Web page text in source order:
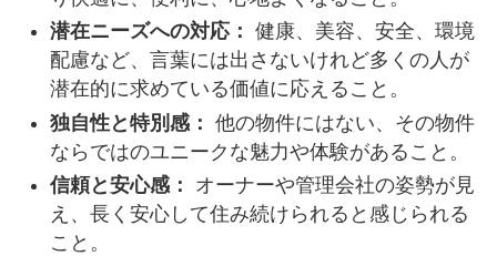
潜在ニーズへの対応： 健康、美容、安全、環境
配慮など、言葉には出さないけれど多くの人が
潜在的に求めている価値に応えること。
独自性と特別感： 他の物件にはない、その物件
ならではのユニークな魅力や体験があること。
信頼と安心感：
オーナーや管理会社の姿勢が見
え、長く安心して住み続けられると感じられる
こと。